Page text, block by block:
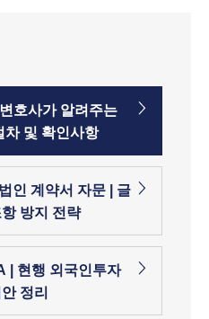
호사가 알려주는
차 및 확인사항
인 계약서 자문 | 글
방지 전략
| 현행 외국인투자
정리